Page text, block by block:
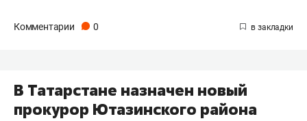
Комментарии 0
В Татарстане назначен новый
прокурор Ютазинского района